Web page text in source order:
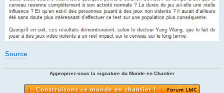
Source
Appropriez-vous la signature du Monde en Chantier